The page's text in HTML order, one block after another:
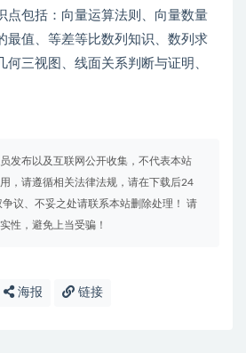
点包括：向量运算法则、向量数量
最值、等差等比数列知识、数列求
何三视图、线面关系判断与证明、
发布以及互联网公开收集，不代表本站
，请遵循相关法律法规，请在下载后24
议、不妥之处请联系本站删除处理！ 请
性，避免上当受骗！
海报 链接